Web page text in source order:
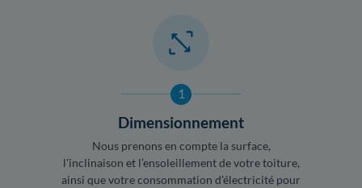
1
Dimensionnement
Nous prenons en compte la surface,
l'inclinaison et l’ensoleillement de votre toiture,
ainsi que votre consommation d’électricité pour